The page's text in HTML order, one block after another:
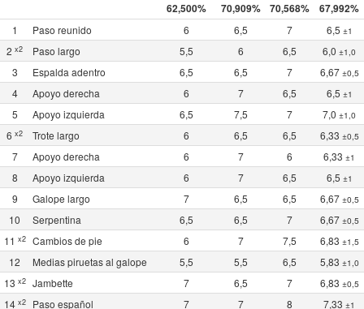
62,500%
70,909% 70,568% 67,992%
1 Paso reunido 6 6,5 7 6,5 ±1
2 x2 Paso largo 5,5 6 6,5 6,0 ±1,0
3 Espalda adentro 6,5 6,5 7 6,67 ±0,5
4 Apoyo derecha 6 7 6,5 6,5 ±1
5 Apoyo izquierda 6,5 7,5 7 7,0 ±1,0
6 x2 Trote largo 6 6,5 6,5 6,33 ±0,5
7 Apoyo derecha 6 7 6 6,33 ±1
8 Apoyo izquierda 6 7 6,5 6,5 ±1
9 Galope largo 7 6,5 6,5 6,67 ±0,5
10 Serpentina 6,5 6,5 7 6,67 ±0,5
11 x2 Cambios de pie 6 7 7,5 6,83 ±1,5
12 Medias piruetas al galope 5,5 5,5 6,5 5,83 ±1,0
13 x2 Jambette 7 6,5 7 6,83 ±0,5
14 x2 Paso español 7 7 8 7,33 ±1